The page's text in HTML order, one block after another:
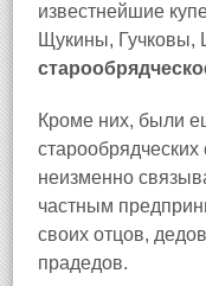
известнейшие
Щукины,
Кроме них, были
неизменно
частным
своих отцов,
прадедов.